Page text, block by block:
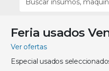
Feria usados
Ver ofertas
Especial usados